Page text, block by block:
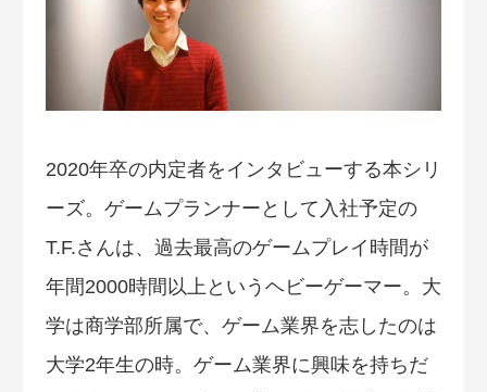
2020年卒の内定者をインタビューする本シリ
ーズ。ゲームプランナーとして入社予定の
T.F.さんは、過去最高のゲームプレイ時間が
年間2000時間以上というヘビーゲーマー。大
学は商学部所属で、ゲーム業界を志したのは
大学2年生の時。ゲーム業界に興味を持ちだ